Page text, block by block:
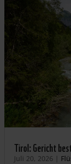
Tirol: Gericht
Juli 20, 2026 |